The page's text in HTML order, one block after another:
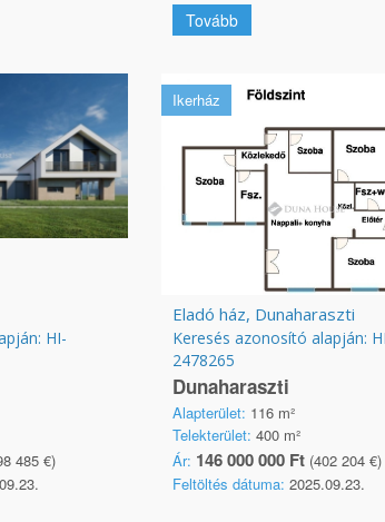
Tovább
HI-
485 €)
Ikerház
Eladó ház, Dunaharaszti
Keresés azonosító alapján:
2478265
Dunaharaszti
Alapterület: 116 m²
Telekterület: 400 m²
Ár: 146 000 000 Ft(402 204 €)
Feltöltés dátuma: 2025.09.23.